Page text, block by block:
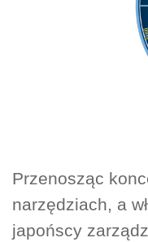
Przenosząc
narzędziach, a
japońscy